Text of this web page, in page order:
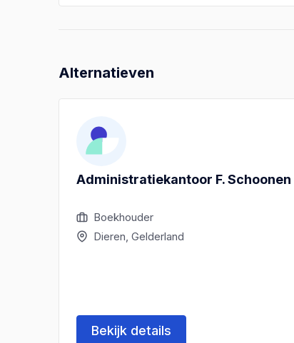
Alternatieven
Administratiekantoor F. Schoonen
Boekhouder
Dieren, Gelderland
Bekijk details